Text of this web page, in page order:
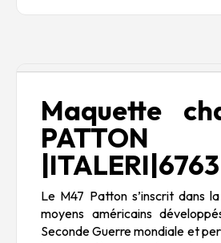
Maquette
PATTON
Le M47 Patton s’inscrit dans
moyens américains
Seconde Guerre mondiale et